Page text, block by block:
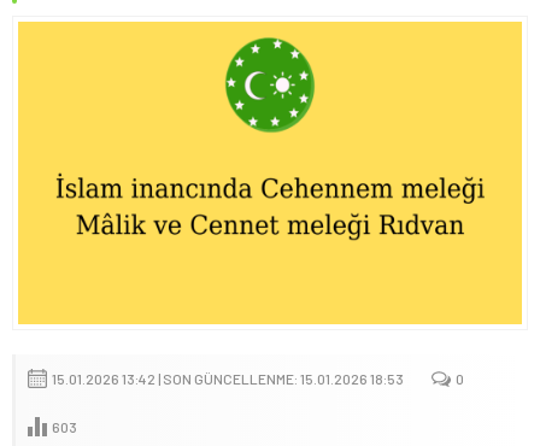
15.01.2026 13:42 | SON GÜNCELLENME: 15.01.2026 18:53 0
603